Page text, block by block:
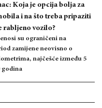
Koja je opcija bolja za
i na što treba pripaziti
rabljeno vozilo?
su ograničeni na
zamijene neovisno o
najčešće između 5
godina